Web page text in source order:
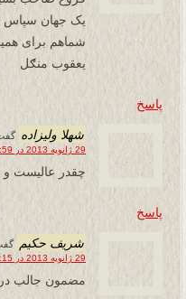
یک جهان سپاس
شماهم برای
یعقوب منګل
پاسخ
شهلا ولیزاده
29 ژانویه 2013 در 00:59
چقدر عالیست و
پاسخ
شريف حكيم
29 ژانویه 2013 در 10:15
مضمون جالب